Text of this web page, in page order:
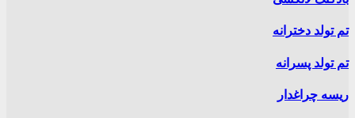
تم تولد دخترانه
تم تولد پسرانه
ریسه چراغدار